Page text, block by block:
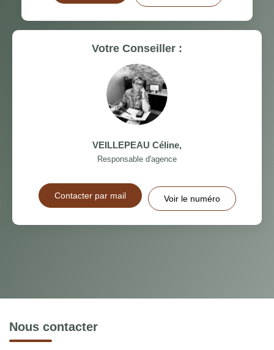
Votre Conseiller :
VEILLEPEAU Céline,
Responsable d'agence
Contacter par mail Voir le numéro
Nous contacter